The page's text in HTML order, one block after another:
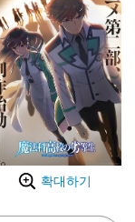
확대하기